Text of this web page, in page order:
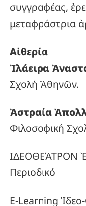
συγγραφέας,
μεταφράστρια
Αἰθερία
Ἰλάειρα
Σχολή Ἀθηνῶν.
Ἀστραία
Φιλοσοφική
ΙΔΕΟΘΕΆΤΡΟΝ
Περιοδικό
E-Learning